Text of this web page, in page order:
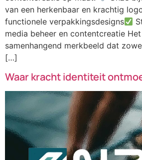
van een herkenbaar en krachtig
functionele verpakkingsdesigns
media beheer en contentcreatie
samenhangend merkbeeld dat
[…]
Waar kracht identiteit